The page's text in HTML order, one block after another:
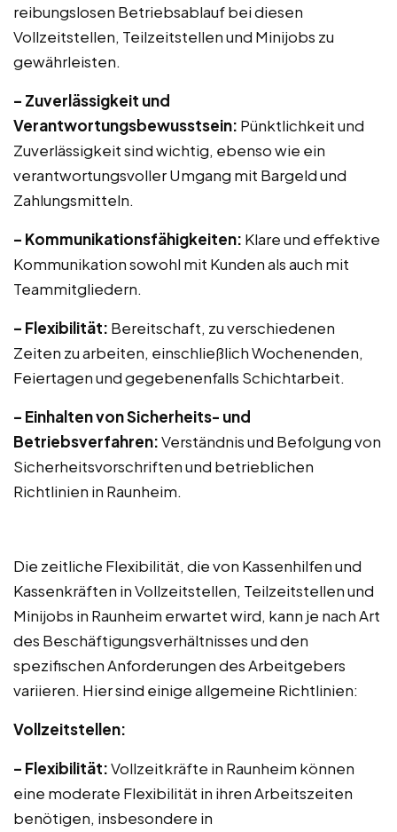
reibungslosen Betriebsablauf bei diesen
Vollzeitstellen, Teilzeitstellen und Minijobs zu
gewährleisten.
– Zuverlässigkeit und
Verantwortungsbewusstsein: Pünktlichkeit und
Zuverlässigkeit sind wichtig, ebenso wie ein
verantwortungsvoller Umgang mit Bargeld und
Zahlungsmitteln.
– Kommunikationsfähigkeiten: Klare und effektive
Kommunikation sowohl mit Kunden als auch mit
Teammitgliedern.
– Flexibilität: Bereitschaft, zu verschiedenen
Zeiten zu arbeiten, einschließlich Wochenenden,
Feiertagen und gegebenenfalls Schichtarbeit.
– Einhalten von Sicherheits- und
Betriebsverfahren:Verständnis und Befolgung von
Sicherheitsvorschriften und betrieblichen
Richtlinien in Raunheim.
Die zeitliche Flexibilität, die von Kassenhilfen und
Kassenkräften in Vollzeitstellen, Teilzeitstellen und
Minijobs in Raunheim erwartet wird, kann je nach Art
des Beschäftigungsverhältnisses und den
spezifischen Anforderungen des Arbeitgebers
variieren. Hier sind einige allgemeine Richtlinien:
Vollzeitstellen:
– Flexibilität:Vollzeitkräfte in Raunheim können
eine moderate Flexibilität in ihren Arbeitszeiten
benötigen, insbesondere in